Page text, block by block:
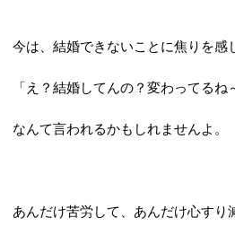
今は、結婚できないことに焦りを感
「え？結婚してんの？変わってるね
なんて言われるかもしれませんよ。
あんだけ苦労して、あんだけ心す